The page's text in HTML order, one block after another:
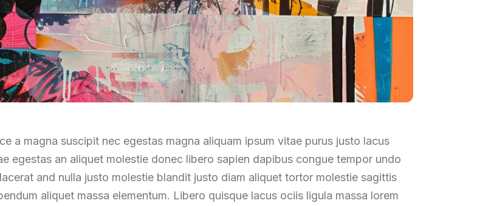
a magna suscipit nec egestas magna aliquam ipsum vitae purus justo lacus
egestas an aliquet molestie donec libero sapien dapibus congue tempor undo
and nulla justo molestie blandit justo diam aliquet tortor molestie sagittis
aliquet massa elementum. Libero quisque lacus ociis ligula massa lorem